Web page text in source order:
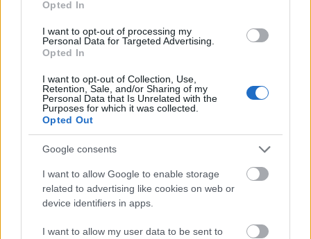
Opted In
I want to opt-out of processing my
Personal Data for Targeted Advertising.
Opted In
I want to opt-out of Collection, Use,
Retention, Sale, and/or Sharing of my
Personal Data that Is Unrelated with the
Purposes for which it was collected.
Opted Out
Google consents
I want to allow Google to enable storage
related to advertising like cookies on web or
device identifiers in apps.
I want to allow my user data to be sent to
ΘΕΣΣΑΛΟΝΙΚΗ - ΔΙΑΜΟΝΗ
Makedonia Palace: Το στολίδι της
Θεσσαλονίκης
ΓΕΥΣΗ